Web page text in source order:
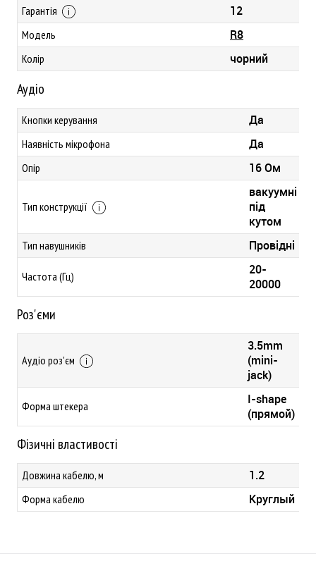
Гарантія 12
Модель R8
Колір чорний
Аудіо
Кнопки керування Да
Наявність мікрофона Да
Опір 16 Ом
Тип конструкції
вакуумні
під
кутом
Тип навушників Провідні
Частота (Гц)
20-
20000
Роз'єми
Аудіо роз'єм
3.5mm
(mini-
jack)
Форма штекера
I-shape
(прямой)
Фізичні властивості
Довжина кабелю, м 1.2
Форма кабелю Круглый